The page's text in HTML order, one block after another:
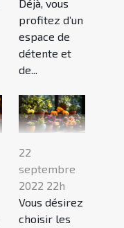
Déjà, vous
profitez d’un
espace de
détente et
de...
22
septembre
2022 22h
Vous désirez
choisir les